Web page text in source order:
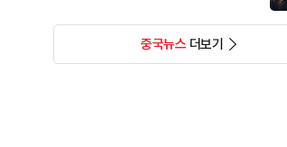
중국뉴스더보기